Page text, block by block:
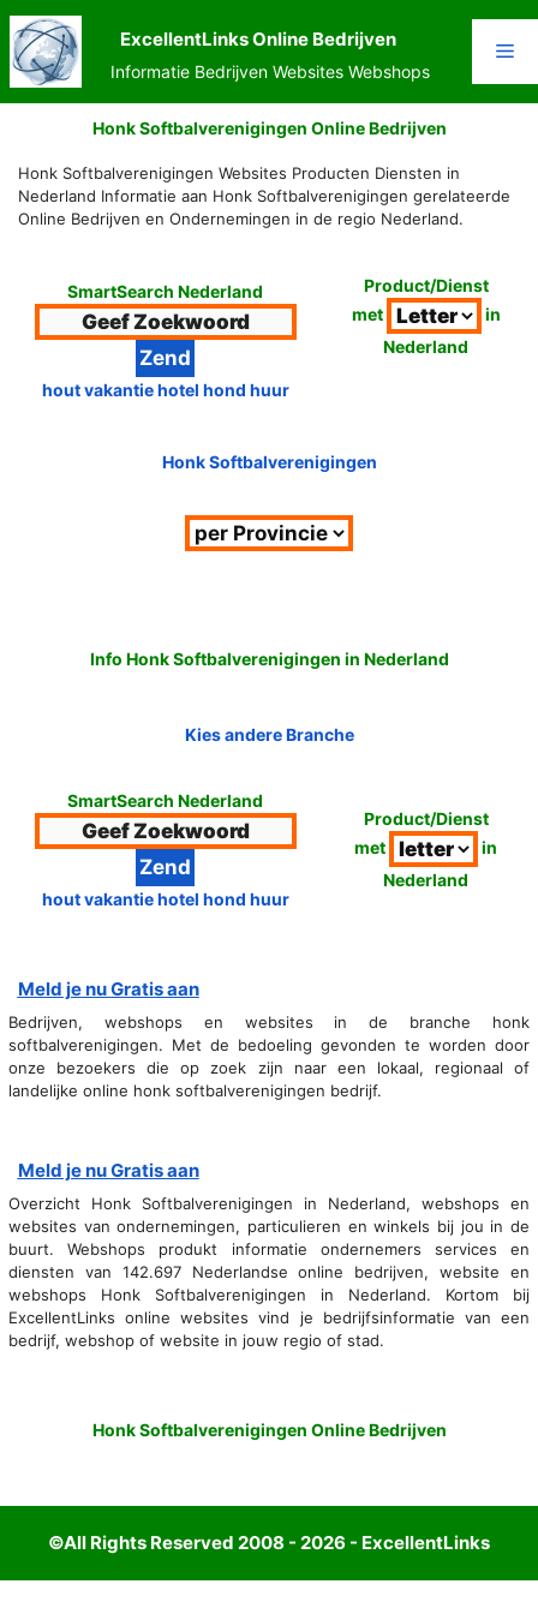
Ga
naar
de
inhoud
ExcellentLinks Online Bedrijven
Informatie Bedrijven Websites Webshops
Honk Softbalverenigingen Online Bedrijven
Honk Softbalverenigingen Websites Producten Diensten in
Nederland Informatie aan Honk Softbalverenigingen gerelateerde
Online Bedrijven en Ondernemingen in de regio Nederland.
SmartSearch Nederland
hout vakantie hotel hond huur
Product/Dienst
met
in
Nederland
Honk Softbalverenigingen
Info Honk Softbalverenigingen in Nederland
Kies andere Branche
SmartSearch Nederland
hout vakantie hotel hond huur
Product/Dienst
met
in
Nederland
Meld je nu Gratis aan
Bedrijven, webshops en websites in de branche honk
softbalverenigingen. Met de bedoeling gevonden te worden door
onze bezoekers die op zoek zijn naar een lokaal, regionaal of
landelijke online honk softbalverenigingen bedrijf.
Meld je nu Gratis aan
Overzicht Honk Softbalverenigingen in Nederland, webshops en
websites van ondernemingen, particulieren en winkels bij jou in de
buurt. Webshops produkt informatie ondernemers services en
diensten van 142.697 Nederlandse online bedrijven, website en
webshops Honk Softbalverenigingen in Nederland. Kortom bij
ExcellentLinks online websites vind je bedrijfsinformatie van een
bedrijf, webshop of website in jouw regio of stad.
Honk Softbalverenigingen Online Bedrijven
©All Rights Reserved 2008 - 2026 - ExcellentLinks